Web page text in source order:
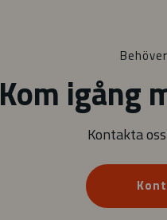
Kom igång
Kontakta